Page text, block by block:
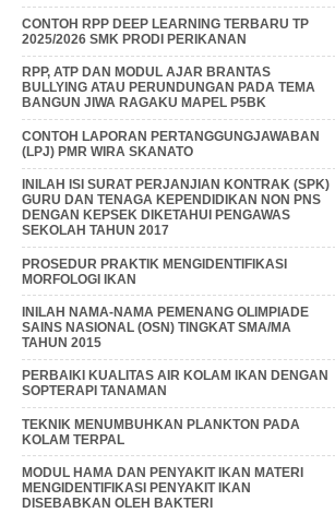
CONTOH RPP DEEP LEARNING TERBARU TP
2025/2026 SMK PRODI PERIKANAN
RPP, ATP DAN MODUL AJAR BRANTAS
BULLYING ATAU PERUNDUNGAN PADA TEMA
BANGUN JIWA RAGAKU MAPEL P5BK
CONTOH LAPORAN PERTANGGUNGJAWABAN
(LPJ) PMR WIRA SKANATO
INILAH ISI SURAT PERJANJIAN KONTRAK (SPK)
GURU DAN TENAGA KEPENDIDIKAN NON PNS
DENGAN KEPSEK DIKETAHUI PENGAWAS
SEKOLAH TAHUN 2017
PROSEDUR PRAKTIK MENGIDENTIFIKASI
MORFOLOGI IKAN
INILAH NAMA-NAMA PEMENANG OLIMPIADE
SAINS NASIONAL (OSN) TINGKAT SMA/MA
TAHUN 2015
PERBAIKI KUALITAS AIR KOLAM IKAN DENGAN
SOPTERAPI TANAMAN
TEKNIK MENUMBUHKAN PLANKTON PADA
KOLAM TERPAL
MODUL HAMA DAN PENYAKIT IKAN MATERI
MENGIDENTIFIKASI PENYAKIT IKAN
DISEBABKAN OLEH BAKTERI